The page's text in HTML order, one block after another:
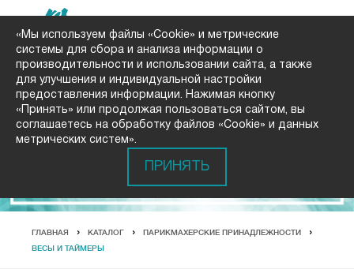
ГЛАВНАЯ КАТАЛОГ ПАРИКМАХЕРСКИЕ ПРИНАДЛЕЖНОСТИ
ВЕСЫ И ТАЙМЕРЫ
«Мы используем файлы «Cookie» и метрические
системы для сбора и анализа информации о
производительности и использовании сайта, а также
для улучшения и индивидуальной настройки
предоставления информации. Нажимая кнопку
«Принять» или продолжая пользоваться сайтом, вы
соглашаетесь на обработку файлов «Cookie» и данных
метрических систем».
ПРИНЯТЬ